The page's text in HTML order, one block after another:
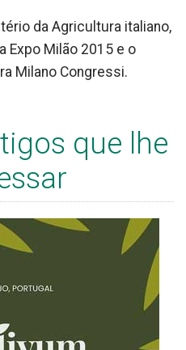
da Agricultura italiano,
Expo Milão 2015 e o
Milano Congressi.
que lhe